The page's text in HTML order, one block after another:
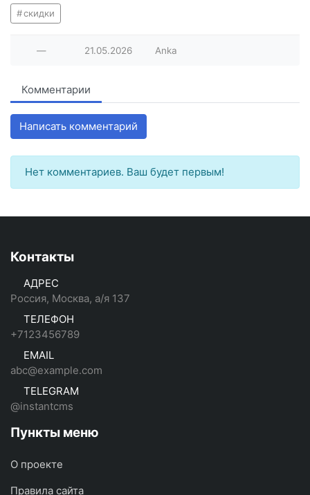
скидки
— 21.05.2026 Anka
Комментарии
Написать комментарий
Нет комментариев. Ваш будет первым!
Контакты
АДРЕС
Россия, Москва, а/я 137
ТЕЛЕФОН
+7123456789
EMAIL
abc@example.com
TELEGRAM
@instantcms
Пункты меню
О проекте
Правила сайта